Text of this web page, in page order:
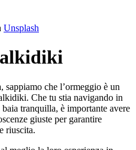
Unsplash
sappiamo che l’ormeggio è un
Che tu stia navigando in
tranquilla, è importante avere
giuste per garantire
riuscita.